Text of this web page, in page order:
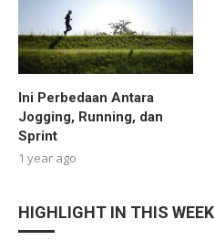
Ini Perbedaan Antara
Jogging, Running, dan
Sprint
1 year ago
HIGHLIGHT IN THIS WEEK